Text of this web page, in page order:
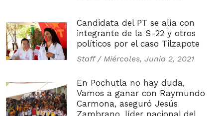
Candidata del PT se alía con
integrante de la S-22 y otros
políticos por el caso Tilzapote
Staff / Miércoles, Junio 2, 2021
En Pochutla no hay duda,
Vamos a ganar con Raymundo
Carmona, aseguró Jesús
Zambrano, líder nacional del